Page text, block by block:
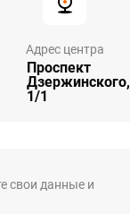
Адрес центра
Проспект
Дзержинского,
1/1
свои данные и